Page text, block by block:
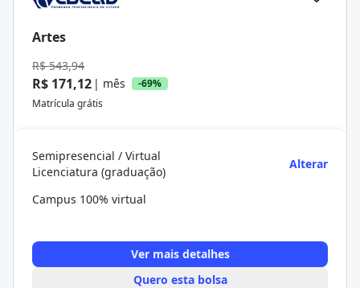
Artes
R$ 543,94
R$ 171,12 | mês
-69%
Matrícula grátis
Semipresencial / Virtual
Licenciatura (graduação)
Alterar
Campus 100% virtual
Ver mais detalhes
Quero esta bolsa